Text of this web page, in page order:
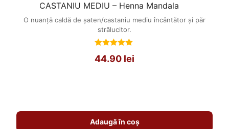
CASTANIU MEDIU – Henna Mandala
O nuanță caldă de șaten/castaniu mediu încântător și păr
strălucitor.
la
44.90 lei
Adaugă în coș